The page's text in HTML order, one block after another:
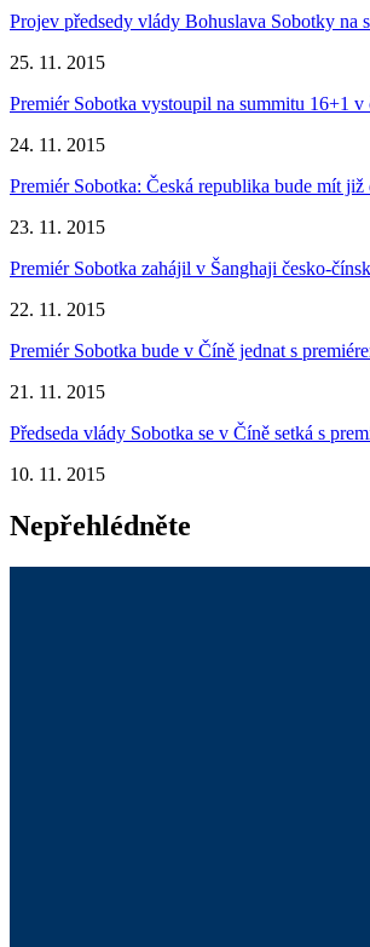
Projev předsedy vlády Bohuslava Sobotky na
25. 11. 2015
Premiér Sobotka vystoupil na summitu 16+1 v
24. 11. 2015
Premiér Sobotka: Česká republika bude mít
23. 11. 2015
Premiér Sobotka zahájil v Šanghaji česko-
22. 11. 2015
Premiér Sobotka bude v Číně jednat s
21. 11. 2015
Předseda vlády Sobotka se v Číně setká s
10. 11. 2015
Nepřehlédněte